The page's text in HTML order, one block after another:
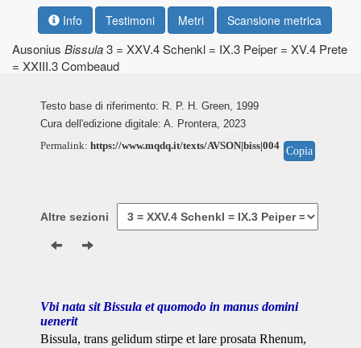
Info Testimoni Metri Scansione metrica
Ausonius Bissula3 = XXV.4 Schenkl = IX.3 Peiper = XV.4 Prete
= XXIII.3 Combeaud
Testo base di riferimento: R. P. H. Green, 1999
Cura dell'edizione digitale: A. Prontera, 2023
Permalink: https://www.mqdq.it/texts/AVSON|biss|004 Copia
Altre sezioni
Vbi nata sit Bissula et quomodo in manus domini
uenerit
Bissula, trans gelidum stirpe et lare prosata Rhenum,